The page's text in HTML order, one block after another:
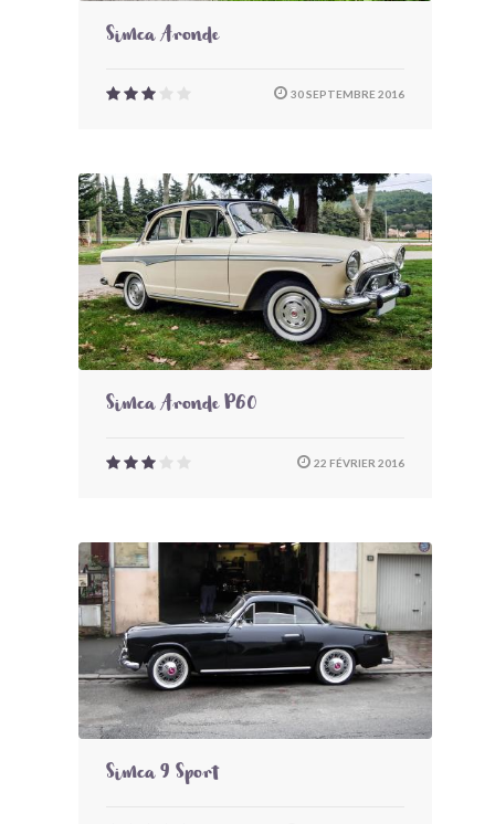
Simca Aronde
30 SEPTEMBRE 2016
Simca Aronde P60
22 FÉVRIER 2016
Simca 9 Sport